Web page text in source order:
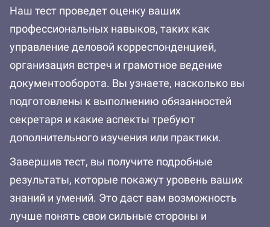
Наш тест проведет оценку ваших
профессиональных навыков, таких как
управление деловой корреспонденцией,
организация встреч и грамотное ведение
документооборота. Вы узнаете, насколько вы
подготовлены к выполнению обязанностей
секретаря и какие аспекты требуют
дополнительного изучения или практики.
Завершив тест, вы получите подробные
результаты, которые покажут уровень ваших
знаний и умений. Это даст вам возможность
лучше понять свои сильные стороны и